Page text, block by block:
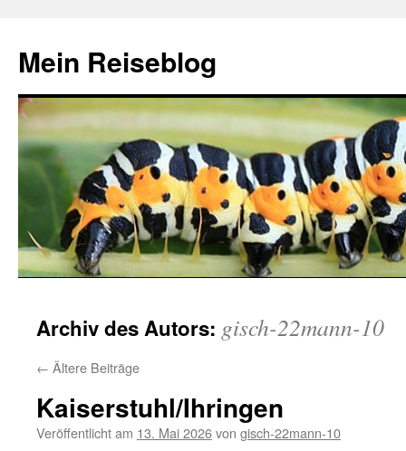
springen
Mein Reiseblog
Archiv des Autors: gisch-22mann-10
← Ältere Beiträge
Kaiserstuhl/Ihringen
Veröffentlicht am 13. Mai 2026von gisch-22mann-10